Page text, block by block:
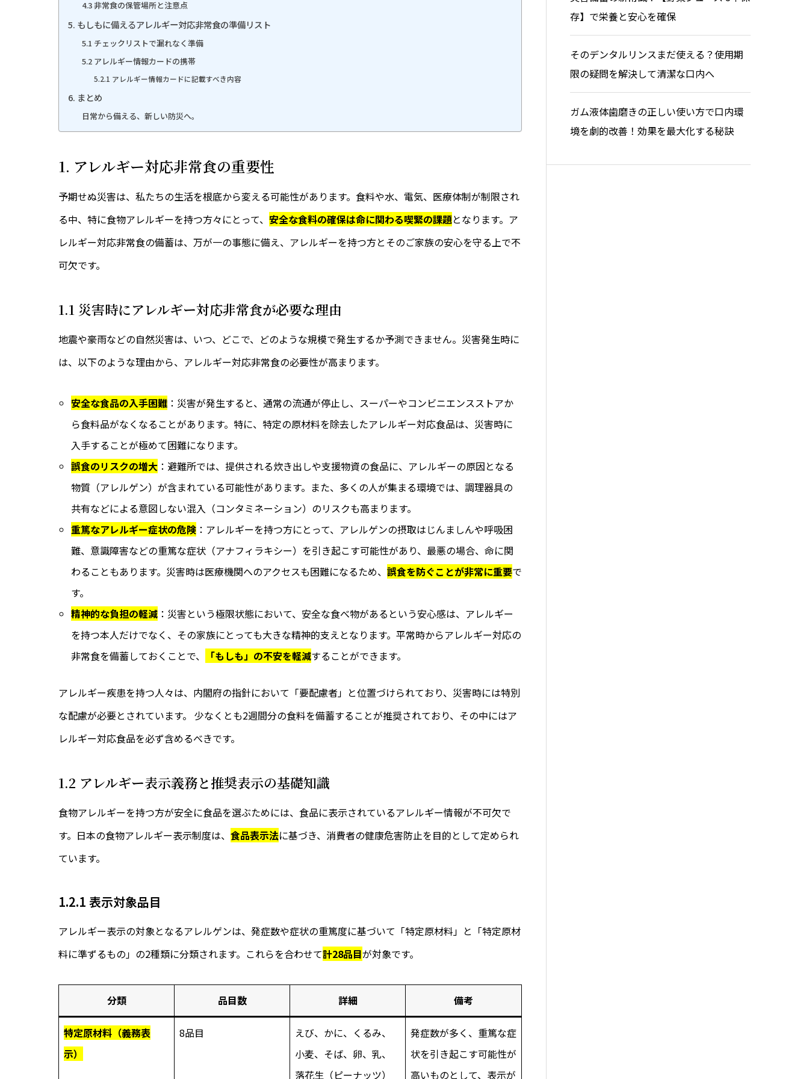
4.3 非常食の保管場所と注意点
5. もしもに備えるアレルギー対応非常食の準備リスト
5.1 チェックリストで漏れなく準備
5.2 アレルギー情報カードの携帯
5.2.1 アレルギー情報カードに記載すべき内容
6. まとめ
日常から備える、新しい防災へ。
1. アレルギー対応非常食の重要性
予期せぬ災害は、私たちの生活を根底から変える可能性があります。食料や水、電気、医療体制が制限され
る中、特に食物アレルギーを持つ方々にとって、 安全な食料の確保は命に関わる喫緊の課題となります。ア
レルギー対応非常食の備蓄は、万が一の事態に備え、アレルギーを持つ方とそのご家族の安心を守る上で不
可欠です。
1.1 災害時にアレルギー対応非常食が必要な理由
地震や豪雨などの自然災害は、いつ、どこで、どのような規模で発生するか予測できません。災害発生時に
は、以下のような理由から、アレルギー対応非常食の必要性が高まります。
安全な食品の入手困難：災害が発生すると、通常の流通が停止し、スーパーやコンビニエンスストアか
ら食料品がなくなることがあります。特に、特定の原材料を除去したアレルギー対応食品は、災害時に
入手することが極めて困難になります。
誤食のリスクの増大：避難所では、提供される炊き出しや支援物資の食品に、アレルギーの原因となる
物質（アレルゲン）が含まれている可能性があります。また、多くの人が集まる環境では、調理器具の
共有などによる意図しない混入（コンタミネーション）のリスクも高まります。
重篤なアレルギー症状の危険：アレルギーを持つ方にとって、アレルゲンの摂取はじんましんや呼吸困
難、意識障害などの重篤な症状（アナフィラキシー）を引き起こす可能性があり、最悪の場合、命に関
わることもあります。災害時は医療機関へのアクセスも困難になるため、 誤食を防ぐことが非常に重要で
す。
精神的な負担の軽減：災害という極限状態において、安全な食べ物があるという安心感は、アレルギー
を持つ本人だけでなく、その家族にとっても大きな精神的支えとなります。平常時からアレルギー対応の
非常食を備蓄しておくことで、
「もしも」の不安を軽減することができます。
アレルギー疾患を持つ人々は、内閣府の指針において「要配慮者」と位置づけられており、災害時には特別
な配慮が必要とされています。 少なくとも2週間分の食料を備蓄することが推奨されており、その中にはア
レルギー対応食品を必ず含めるべきです。
1.2 アレルギー表示義務と推奨表示の基礎知識
食物アレルギーを持つ方が安全に食品を選ぶためには、食品に表示されているアレルギー情報が不可欠で
す。日本の食物アレルギー表示制度は、 食品表示法に基づき、消費者の健康危害防止を目的として定められ
ています。
1.2.1 表示対象品目
アレルギー表示の対象となるアレルゲンは、発症数や症状の重篤度に基づいて「特定原材料」と「特定原材
料に準ずるもの」の2種類に分類されます。これらを合わせて計28品目が対象です。
分類 品目数 詳細 備考
特定原材料（義務表
示）
8品目
えび、かに、くるみ、
小麦、そば、卵、乳、
落花生（ピーナッツ）
発症数が多く、重篤な症
状を引き起こす可能性が
高いものとして、表示が
存】で栄養と安心を確保
そのデンタルリンスまだ使える？使用期
限の疑問を解決して清潔な口内へ
ガム液体歯磨きの正しい使い方で口内環
境を劇的改善！効果を最大化する秘訣